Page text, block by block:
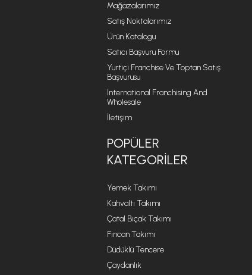
Mağazalarımız
Satış Noktalarımız
Ürün Katalogu
Satıcı Başvuru Formu
Yurtiçi Franchise Ve Toptan Satış
Başvurusu
International Franchising And
Wholesale
İletişim
POPÜLER
KATEGORILER
Yemek Takımı
Kahvaltı Takımı
Çatal Bıçak Takımı
Fincan Takımı
Düdüklü Tencere
Çaydanlık